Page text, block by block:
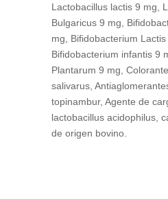
Lactobacillus lactis 9 mg,
Bulgaricus 9 mg,
mg, Bifidobacterium Lactis
Bifidobacterium infantis 9
Plantarum 9 mg,
salivarus,
topinambur, Agente de
lactobacillus acidophilus,
de origen bovino.